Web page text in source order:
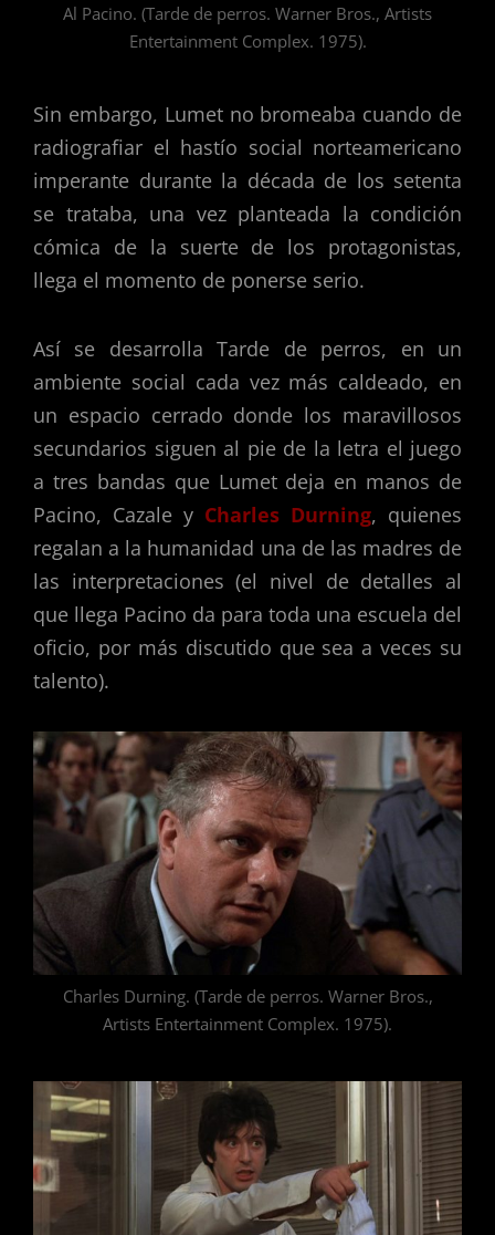
Al Pacino. (Tarde de perros. Warner Bros., Artists
Entertainment Complex. 1975).
Sin embargo, Lumet no bromeaba cuando de
radiografiar el hastío social norteamericano
imperante durante la década de los setenta
se trataba, una vez planteada la condición
cómica de la suerte de los protagonistas,
llega el momento de ponerse serio.
Así se desarrolla Tarde de perros, en un
ambiente social cada vez más caldeado, en
un espacio cerrado donde los maravillosos
secundarios siguen al pie de la letra el juego
a tres bandas que Lumet deja en manos de
Pacino, Cazale y Charles Durning, quienes
regalan a la humanidad una de las madres de
las interpretaciones (el nivel de detalles al
que llega Pacino da para toda una escuela del
oficio, por más discutido que sea a veces su
talento).
Charles Durning. (Tarde de perros. Warner Bros.,
Artists Entertainment Complex. 1975).